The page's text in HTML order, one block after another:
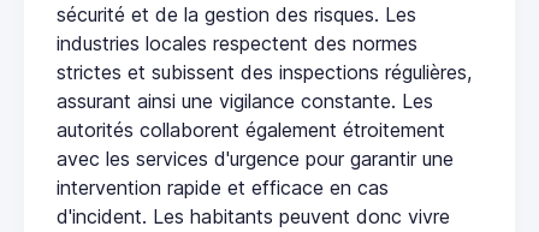
sécurité et de la gestion des risques. Les
industries locales respectent des normes
strictes et subissent des inspections régulières,
assurant ainsi une vigilance constante. Les
autorités collaborent également étroitement
avec les services d'urgence pour garantir une
intervention rapide et efficace en cas
d'incident. Les habitants peuvent donc vivre